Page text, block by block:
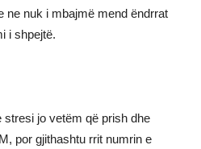
ne nuk i mbajmë mend ëndrrat
i shpejtë.
jo vetëm që prish dhe
por gjithashtu rrit numrin e